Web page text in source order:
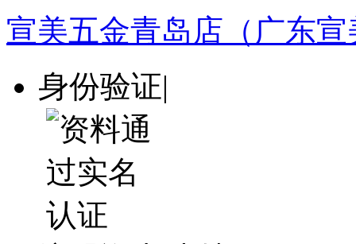
宣美五金青岛店（广东
身份验证|